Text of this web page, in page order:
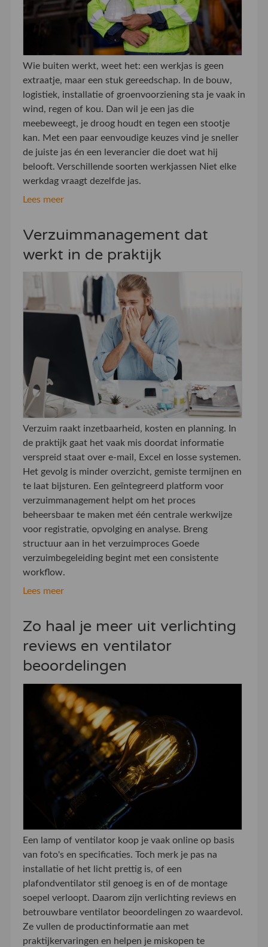
Wie buiten werkt, weet het: een werkjas is geen
extraatje, maar een stuk gereedschap. In de bouw,
logistiek, installatie of groenvoorziening sta je vaak in
wind, regen of kou. Dan wil je een jas die
meebeweegt, je droog houdt en tegen een stootje
kan. Met een paar eenvoudige keuzes vind je sneller
de juiste jas én een leverancier die doet wat hij
belooft. Verschillende soorten werkjassen Niet elke
werkdag vraagt dezelfde jas.
Lees meer
Verzuimmanagement dat
werkt in de praktijk
Verzuim raakt inzetbaarheid, kosten en planning. In
de praktijk gaat het vaak mis doordat informatie
verspreid staat over e-mail, Excel en losse systemen.
Het gevolg is minder overzicht, gemiste termijnen en
te laat bijsturen. Een geïntegreerd platform voor
verzuimmanagement helpt om het proces
beheersbaar te maken met één centrale werkwijze
voor registratie, opvolging en analyse. Breng
structuur aan in het verzuimproces Goede
verzuimbegeleiding begint met een consistente
workflow.
Lees meer
Zo haal je meer uit verlichting
reviews en ventilator
beoordelingen
Een lamp of ventilator koop je vaak online op basis
van foto's en specificaties. Toch merk je pas na
installatie of het licht prettig is, of een
plafondventilator stil genoeg is en of de montage
soepel verloopt. Daarom zijn verlichting reviews en
betrouwbare ventilator beoordelingen zo waardevol.
Ze vullen de productinformatie aan met
praktijkervaringen en helpen je miskopen te